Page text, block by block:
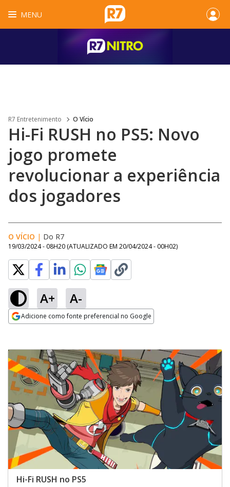
MENU
R7 Entretenimento O Vício
Hi-Fi RUSH no PS5: Novo
jogo promete
revolucionar a experiência
dos jogadores
O VÍCIO | Do R7
19/03/2024 - 08H20 (ATUALIZADO EM 20/04/2024 - 00H02)
A+ A-
Adicione como fonte preferencial no Google
Hi-Fi RUSH no PS5